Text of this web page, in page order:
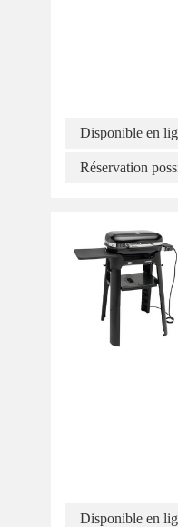
Disponible en
Réservation
Disponible en